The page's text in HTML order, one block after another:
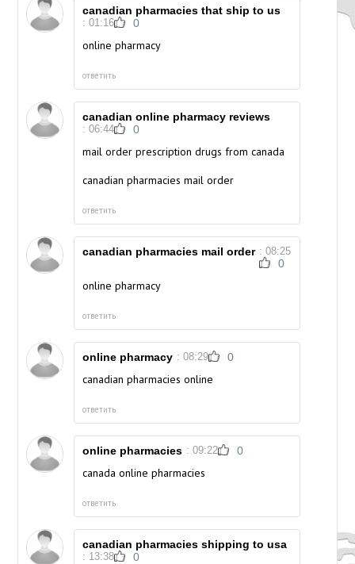
canadian pharmacies that ship to us
: 01:16 0
online pharmacy
ответить
canadian online pharmacy reviews
: 06:44 0
mail order prescription drugs from canada
canadian pharmacies mail order
ответить
canadian pharmacies mail order : 08:25
0
online pharmacy
ответить
online pharmacy : 08:29 0
canadian pharmacies online
ответить
online pharmacies : 09:22 0
canada online pharmacies
ответить
canadian pharmacies shipping to usa
: 13:38 0